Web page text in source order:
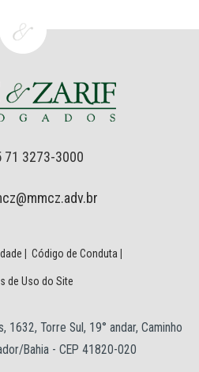
71 3273-3000
Código de Conduta
de Uso do Site
1632, Torre Sul, 19° andar, Caminho
Bahia - CEP 41820-020